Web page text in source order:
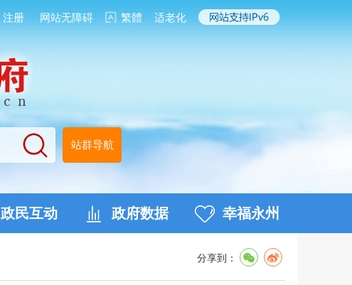
注册 网站无障碍 繁體 适老化
站群导航
政民互动 政府数据 幸福永州
分享到：